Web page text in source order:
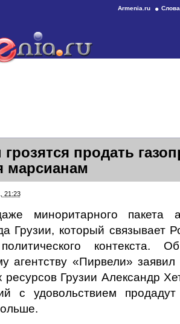
Armenia.ru
продать
марсианам
21:23
миноритарного пакета
Грузии, который связывает
политического
агентству «Пирвели»
ресурсов Грузии Александр
с удовольствием